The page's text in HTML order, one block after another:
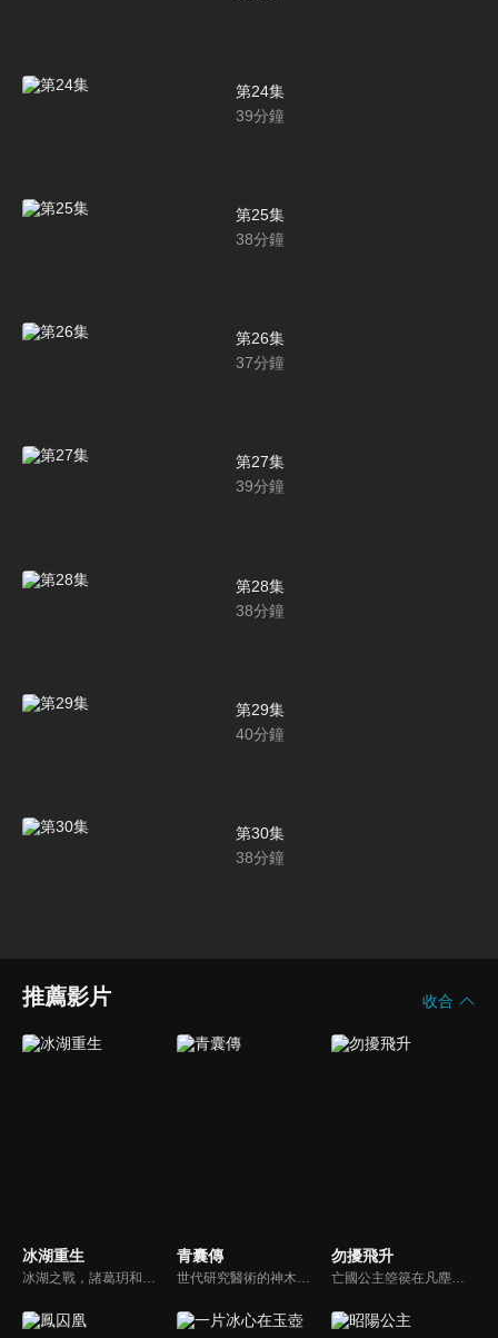
第24集
39分鐘
第25集
38分鐘
第26集
37分鐘
第27集
39分鐘
第28集
38分鐘
第29集
40分鐘
第30集
38分鐘
推薦影片 收合
冰湖重生 青囊傳 勿擾飛升
亡國公主箜篌在凡塵受盡冷眼，意外闖入修仙界後反成眾人寵愛的焦點。為磨心性，她主動離開安逸環境下山歷練，途中結識病弱卻神秘的桓宗，相伴闖蕩。屢次生死關頭中，兩人攜手破心魔、共成長。直到後來箜篌才知，桓宗竟是自己暗戀多年的話本作者，也是修仙界深藏不露的天才。最終二人並肩成為宗師。